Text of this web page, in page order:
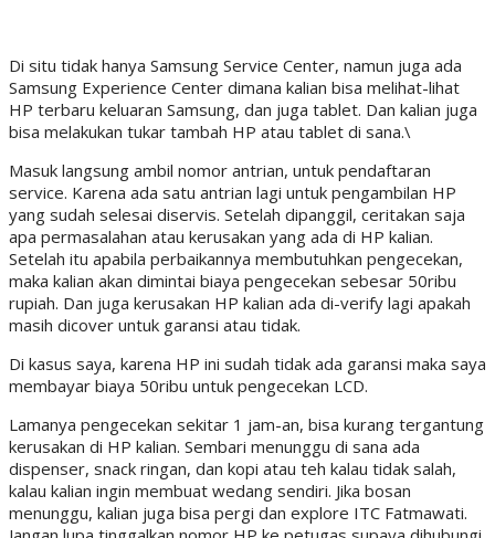
Di situ tidak hanya Samsung Service Center, namun juga ada
Samsung Experience Center dimana kalian bisa melihat-lihat
HP terbaru keluaran Samsung, dan juga tablet. Dan kalian juga
bisa melakukan tukar tambah HP atau tablet di sana.\
Masuk langsung ambil nomor antrian, untuk pendaftaran
service. Karena ada satu antrian lagi untuk pengambilan HP
yang sudah selesai diservis. Setelah dipanggil, ceritakan saja
apa permasalahan atau kerusakan yang ada di HP kalian.
Setelah itu apabila perbaikannya membutuhkan pengecekan,
maka kalian akan dimintai biaya pengecekan sebesar 50ribu
rupiah. Dan juga kerusakan HP kalian ada di-verify lagi apakah
masih dicover untuk garansi atau tidak.
Di kasus saya, karena HP ini sudah tidak ada garansi maka saya
membayar biaya 50ribu untuk pengecekan LCD.
Lamanya pengecekan sekitar 1 jam-an, bisa kurang tergantung
kerusakan di HP kalian. Sembari menunggu di sana ada
dispenser, snack ringan, dan kopi atau teh kalau tidak salah,
kalau kalian ingin membuat wedang sendiri. Jika bosan
menunggu, kalian juga bisa pergi dan explore ITC Fatmawati.